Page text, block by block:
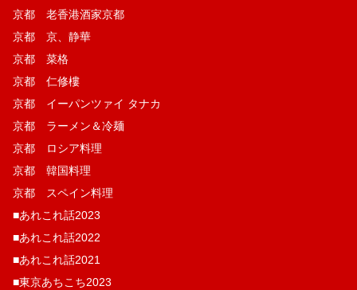
京都 老香港酒家京都
京都 京、静華
京都 菜格
京都 仁修樓
京都 イーパンツァイ タナカ
京都 ラーメン＆冷麺
京都 ロシア料理
京都 韓国料理
京都 スペイン料理
■あれこれ話2023
■あれこれ話2022
■あれこれ話2021
■東京あちこち2023